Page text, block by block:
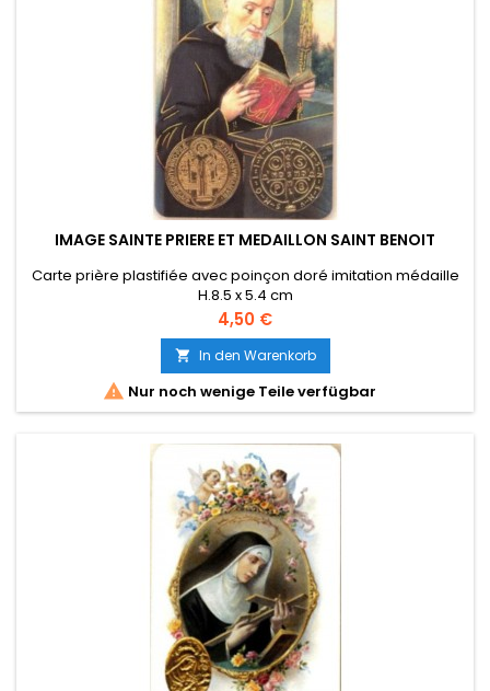
IMAGE SAINTE PRIERE ET MEDAILLON SAINT BENOIT
Carte prière plastifiée avec poinçon doré imitation médaille
H.8.5 x 5.4 cm
Référence : 20007 - Code barre : 0000000200073
Preis
4,50 €
 In den Warenkorb
 Nur noch wenige Teile verfügbar